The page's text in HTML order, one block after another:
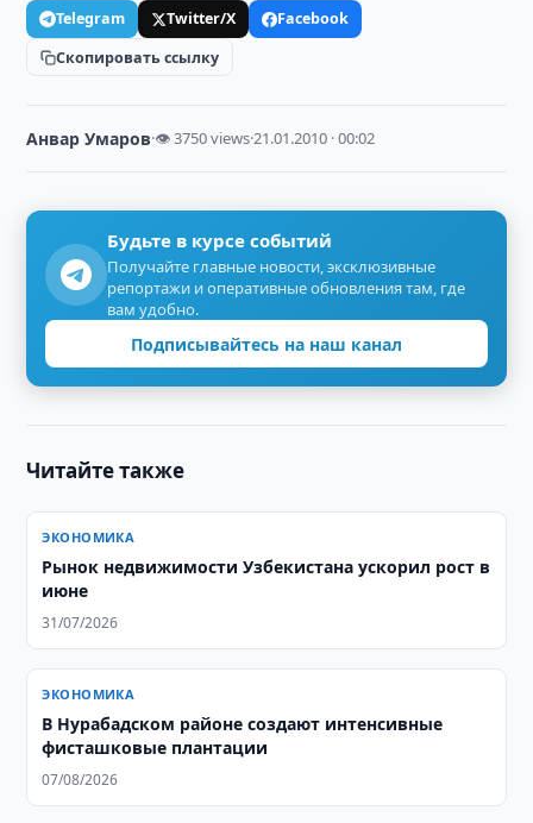
Telegram Twitter/X
Facebook
Скопировать ссылку
Анвар Умаров·👁 3750 views·21.01.2010 · 00:02
Будьте в курсе событий
Получайте главные новости, эксклюзивные
репортажи и оперативные обновления там, где
вам удобно.
Подписывайтесь на наш канал
Читайте также
ЭКОНОМИКА
Рынок недвижимости Узбекистана ускорил рост в
июне
31/07/2026
ЭКОНОМИКА
В Нурабадском районе создают интенсивные
фисташковые плантации
07/08/2026